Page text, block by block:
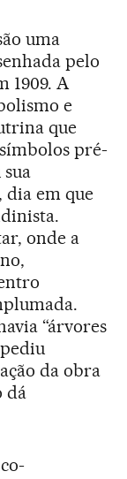
uma
pelo
1909. A
e
que
pré-
dia em que
onde a
“árvores
da obra
dá